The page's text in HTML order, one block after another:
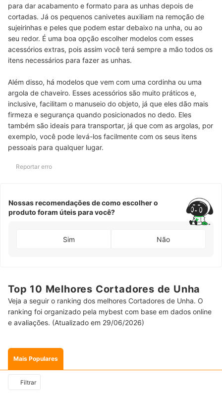
para dar acabamento e formato para as unhas depois de
cortadas. Já os pequenos canivetes auxiliam na remoção de
sujeirinhas e peles que podem estar debaixo na unha, ou ao
seu redor. É uma boa opção escolher modelos com esses
acessórios extras, pois assim você terá sempre a mão todos os
itens necessários para fazer as unhas.
Além disso, há modelos que vem com uma cordinha ou uma
argola de chaveiro. Esses acessórios são muito práticos e,
inclusive, facilitam o manuseio do objeto, já que eles dão mais
firmeza e segurança quando posicionados no dedo. Eles
também são ideais para transportar, já que com as argolas, por
exemplo, você pode levá-los facilmente com os seus itens
pessoais para qualquer lugar.
Reportar erro
Nossas recomendações de como escolher o
produto foram úteis para você?
Sim Não
Top 10 Melhores Cortadores de Unha
Veja a seguir o ranking dos melhores Cortadores de Unha. O
ranking foi organizado pela mybest com base em dados online
e avaliações. (Atualizado em 29/06/2026)
Mais Populares
Filtrar